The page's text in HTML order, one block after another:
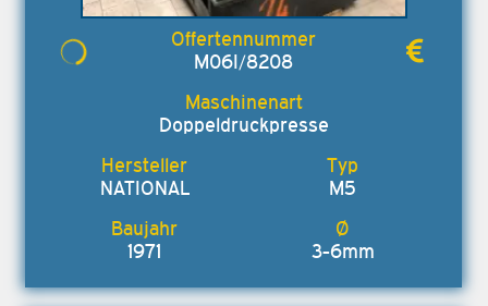
M06I/8208
Doppeldruckpresse
NATIONAL M5
1971 3-6mm